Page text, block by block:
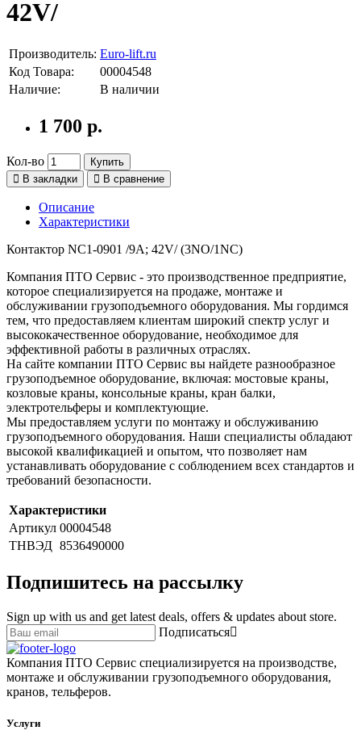
42V/
Производитель: Euro-lift.ru
Код Товара:
00004548
Наличие:
В наличии
1 700 р.
Кол-во
Купить
В закладки
В сравнение
Описание
Характеристики
Контактор NC1-0901 /9A; 42V/ (3NO/1NC)
Компания ПТО Сервис - это производственное предприятие,
которое специализируется на продаже, монтаже и
обслуживании грузоподъемного оборудования. Мы гордимся
тем, что предоставляем клиентам широкий спектр услуг и
высококачественное оборудование, необходимое для
эффективной работы в различных отраслях.
На сайте компании ПТО Сервис вы найдете разнообразное
грузоподъемное оборудование, включая: мостовые краны,
козловые краны, консольные краны, кран балки,
электротельферы и комплектующие.
Мы предоставляем услуги по монтажу и обслуживанию
грузоподъемного оборудования. Наши специалисты обладают
высокой квалификацией и опытом, что позволяет нам
устанавливать оборудование с соблюдением всех стандартов и
требований безопасности.
Характеристики
Артикул 00004548
ТНВЭД 8536490000
Подпишитесь на рассылку
Sign up with us and get latest deals, offers & updates about store.
Подписаться
Компания ПТО Сервис специализируется на производстве,
монтаже и обслуживании грузоподъемного оборудования,
кранов, тельферов.
Услуги